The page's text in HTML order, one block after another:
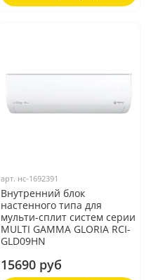
арт. нс-1692391
Внутренний блок
настенного типа для
мульти-сплит систем серии
MULTI GAMMA GLORIA RCI-
GLD09HN
15690 руб